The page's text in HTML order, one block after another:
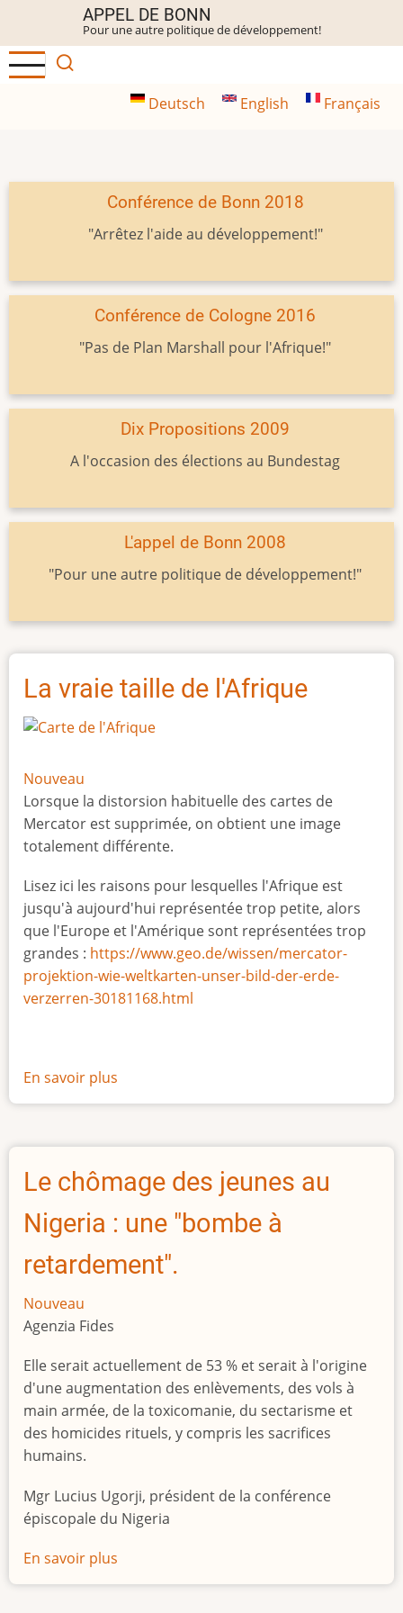
contenu
principal
APPEL DE BONN
Pour une autre politique de développement!
Deutsch English Français
Conférence de Bonn 2018
"Arrêtez l'aide au développement!"
Conférence de Cologne 2016
"Pas de Plan Marshall pour l'Afrique!"
Dix Propositions 2009
A l'occasion des élections au Bundestag
L'appel de Bonn 2008
"Pour une autre politique de développement!"
La vraie taille de l'Afrique
Nouveau
Lorsque la distorsion habituelle des cartes de
Mercator est supprimée, on obtient une image
totalement différente.
Lisez ici les raisons pour lesquelles l'Afrique est
jusqu'à aujourd'hui représentée trop petite, alors
que l'Europe et l'Amérique sont représentées trop
grandes : https://www.geo.de/wissen/mercator-
projektion-wie-weltkarten-unser-bild-der-erde-
verzerren-30181168.html
En savoir plus
La
taille
l'Afrique
Le chômage des jeunes au
Nigeria : une "bombe à
retardement".
Nouveau
Agenzia Fides
Elle serait actuellement de 53 % et serait à l'origine
d'une augmentation des enlèvements, des vols à
main armée, de la toxicomanie, du sectarisme et
des homicides rituels, y compris les sacrifices
humains.
Mgr Lucius Ugorji, président de la conférence
épiscopale du Nigeria
En savoir plus
Le